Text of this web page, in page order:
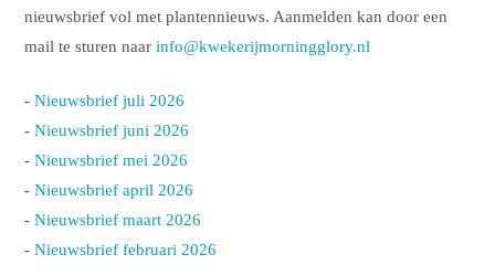
nieuwsbrief vol met plantennieuws. Aanmelden kan door een
mail te sturen naarinfo@kwekerijmorningglory.nl
-Nieuwsbrief juli 2026
-Nieuwsbrief juni 2026
-Nieuwsbrief mei 2026
-Nieuwsbrief april 2026
-Nieuwsbrief maart 2026
-Nieuwsbrief februari 2026